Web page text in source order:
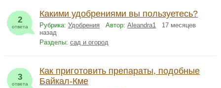
2
ответа
Какими удобрениями вы пользуетесь?
Рубрика: Удобрения Автор: Aleandra1 17 месяцев
назад
Разделы: сад и огород
3
ответа
Как приготовить препараты, подобные
Байкал-Кме